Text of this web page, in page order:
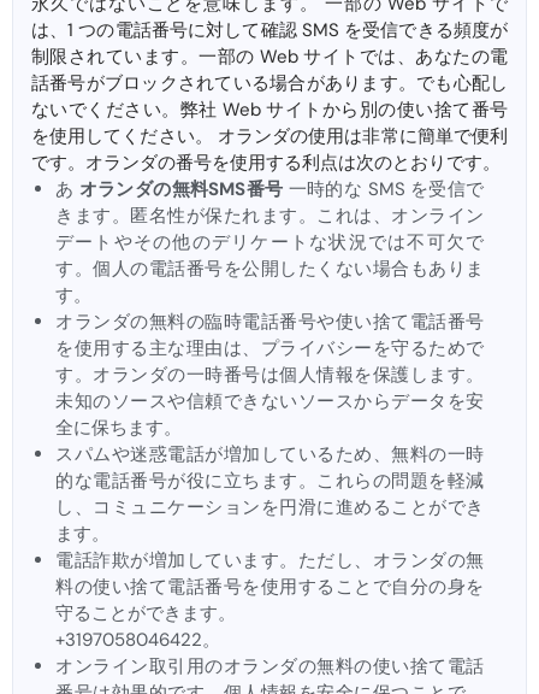
は、1 つの電話番号に対して確認 SMS を受信できる頻度が
制限されています。一部の Web サイトでは、あなたの電
話番号がブロックされている場合があります。でも心配し
ないでください。弊社 Web サイトから別の使い捨て番号
を使用してください。 オランダの使用は非常に簡単で便利
です。オランダの番号を使用する利点は次のとおりです。
あ オランダの無料SMS番号 一時的な SMS を受信で
きます。匿名性が保たれます。これは、オンライン
デートやその他のデリケートな状況では不可欠で
す。個人の電話番号を公開したくない場合もありま
す。
オランダの無料の臨時電話番号や使い捨て電話番号
を使用する主な理由は、プライバシーを守るためで
す。オランダの一時番号は個人情報を保護します。
未知のソースや信頼できないソースからデータを安
全に保ちます。
スパムや迷惑電話が増加しているため、無料の一時
的な電話番号が役に立ちます。これらの問題を軽減
し、コミュニケーションを円滑に進めることができ
ます。
電話詐欺が増加しています。ただし、オランダの無
料の使い捨て電話番号を使用することで自分の身を
守ることができます。
+3197058046422。
オンライン取引用のオランダの無料の使い捨て電話